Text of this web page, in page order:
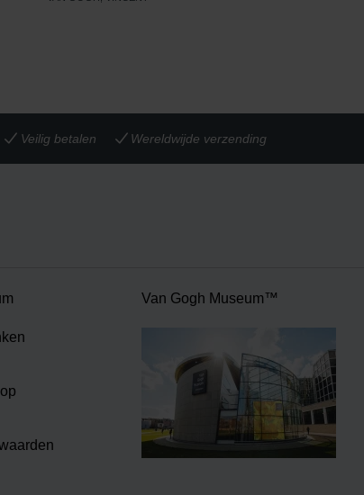
Veilig betalen Wereldwijde verzending
Van Gogh Museum™